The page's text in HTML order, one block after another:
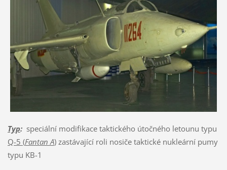
Typ:speciální modifikace taktického útočného letounu typu
Q-5 (Fantan A)zastávající roli nosiče taktické nukleární pumy
typu KB-1